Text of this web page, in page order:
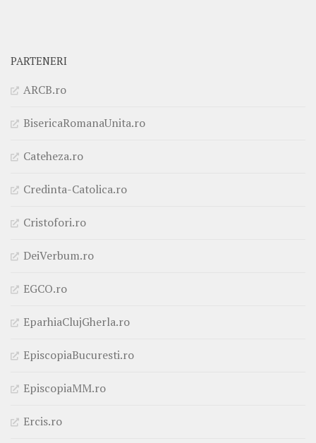
PARTENERI
ARCB.ro
BisericaRomanaUnita.ro
Cateheza.ro
Credinta-Catolica.ro
Cristofori.ro
DeiVerbum.ro
EGCO.ro
EparhiaClujGherla.ro
EpiscopiaBucuresti.ro
EpiscopiaMM.ro
Ercis.ro